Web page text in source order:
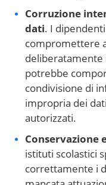
Corruzione
dati. I
compromettere
deliberatamente
potrebbe
condivisione di
impropria dei
autorizzati.
Conservazione
istituti scolastici
correttamente i